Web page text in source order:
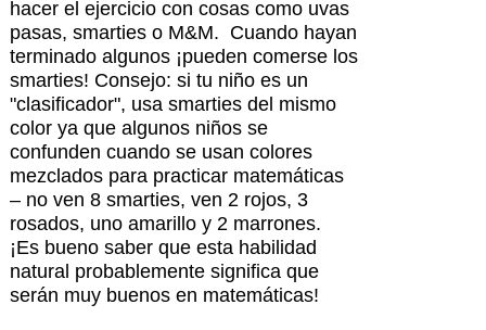
hacer el ejercicio con cosas como uvas
pasas, smarties o M&M. Cuando hayan
terminado algunos ¡pueden comerse los
smarties! Consejo: si tu niño es un
"clasificador", usa smarties del mismo
color ya que algunos niños se
confunden cuando se usan colores
mezclados para practicar matemáticas
– no ven 8 smarties, ven 2 rojos, 3
rosados, uno amarillo y 2 marrones.
¡Es bueno saber que esta habilidad
natural probablemente significa que
serán muy buenos en matemáticas!